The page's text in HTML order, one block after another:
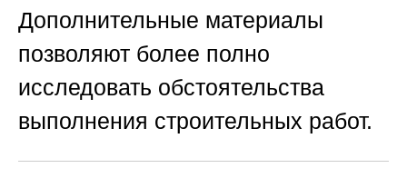
Дополнительные материалы
позволяют более полно
исследовать обстоятельства
выполнения строительных работ.